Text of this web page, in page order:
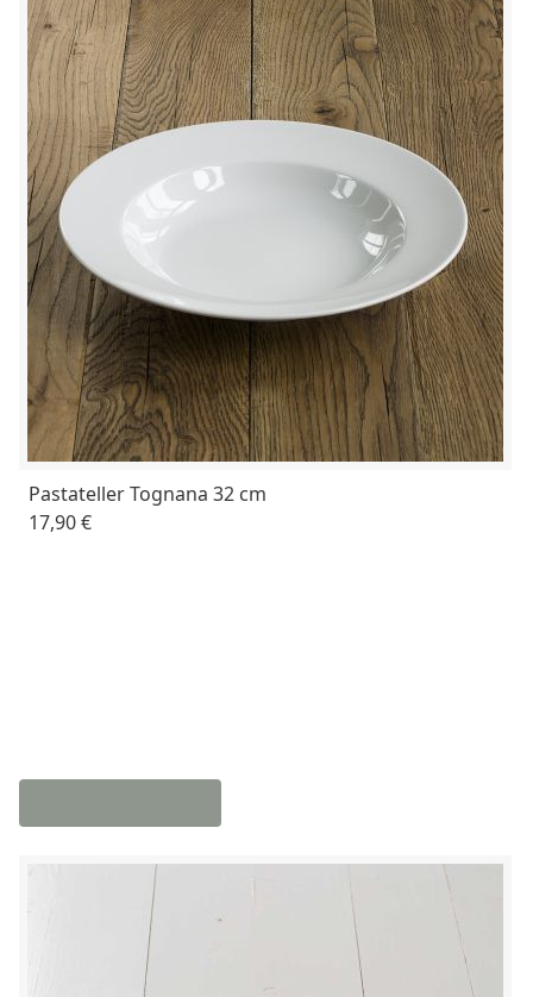
Pastateller Tognana 32 cm
17,90 €